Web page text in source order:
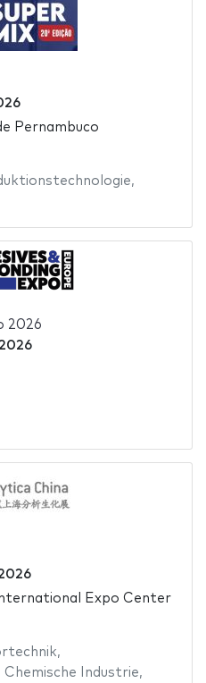
Pernambuco
,
2026
Expo Center
,
Chemische Industrie,